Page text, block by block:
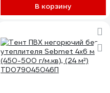
В корзину